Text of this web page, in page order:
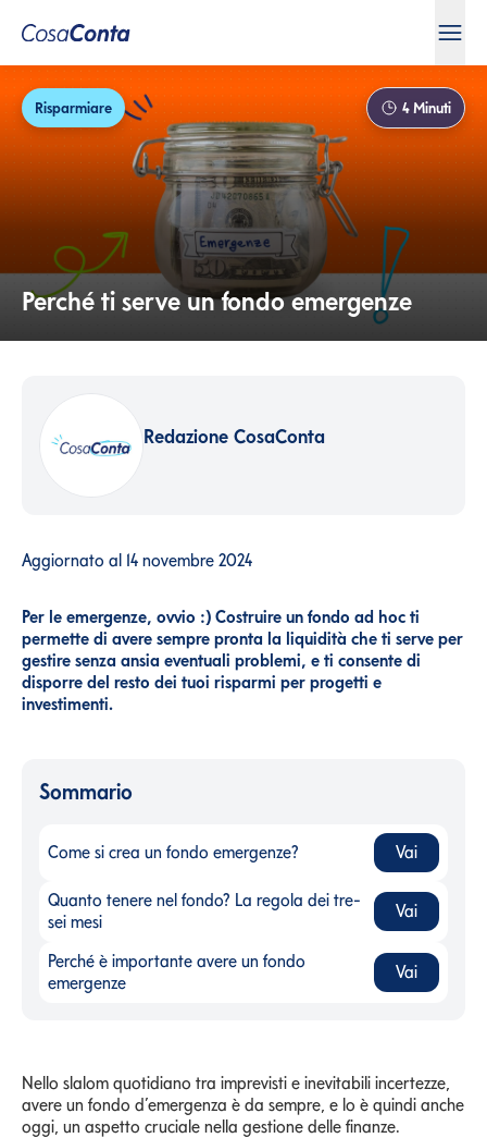
Risparmiare 4Minuti
Perché ti serve un fondo emergenze
Redazione CosaConta
Aggiornato al 14 novembre 2024
Per le emergenze, ovvio :) Costruire un fondo ad hoc ti
permette di avere sempre pronta la liquidità che ti serve per
gestire senza ansia eventuali problemi, e ti consente di
disporre del resto dei tuoi risparmi per progetti e
investimenti.
Sommario
Come si crea un fondo emergenze?
Come si crea un fondo emergenze? Vai
Quanto tenere nel fondo? La regola dei tre-sei mesi-
Quanto tenere nel fondo? La regola dei tre-
sei mesi
Vai
Perché è importante avere un fondo emergenze
Perché è importante avere un fondo
emergenze
Vai
Nello slalom quotidiano tra imprevisti e inevitabili incertezze,
avere un fondo d’emergenza è da sempre, e lo è quindi anche
oggi, un aspetto cruciale nella gestione delle finanze.